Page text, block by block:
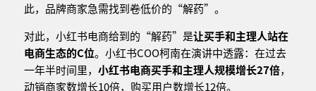
此，品牌商家急需找到卷低价的“解药”。
对此，小红书电商给到的“解药”是让买手和主理人站在
电商生态的C位。小红书COO柯南在演讲中透露：在过去
一年半时间里， 小红书电商买手和主理人规模增长27倍，
动销商家数增长10倍，购买用户数增长12倍。